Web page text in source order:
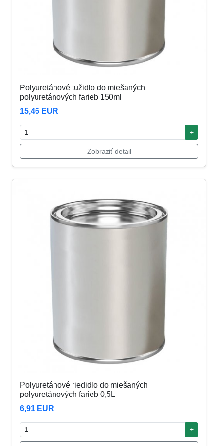
Polyuretánové tužidlo do miešaných
polyuretánových farieb 150ml
15,46 EUR
+
Zobraziť detail
Polyuretánové riedidlo do miešaných
polyuretánových farieb 0,5L
6,91 EUR
+